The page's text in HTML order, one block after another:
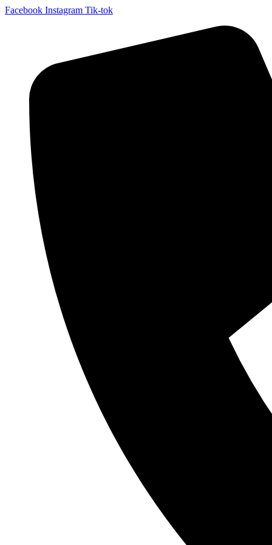
Facebook Instagram Tik-tok